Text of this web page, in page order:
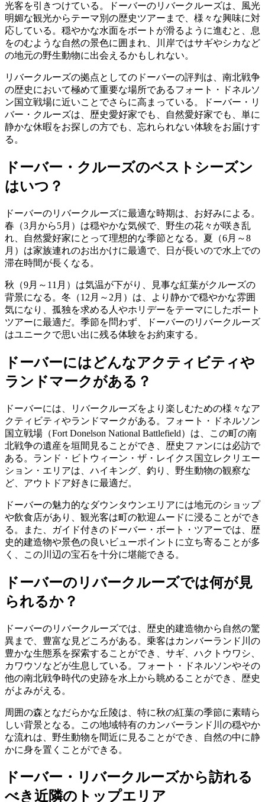
光客を引きつけている。ドーバーのリバークルーズは、風光
明媚な観光からテーマ別の歴史ツアーまで、様々な興味に対
応している。穏やかな水面をボートが滑るように進むと、息
をのむような自然の景色に囲まれ、川岸ではサギやシカなど
の地元の野生動物に出会えるかもしれない。
リバークルーズの拠点としてのドーバーの評判は、南北戦争
の歴史において極めて重要な場所であるフォート・ドネルソ
ン国立戦場に近いことでさらに高まっている。ドーバー・リ
バー・クルーズは、歴史愛好家でも、自然愛好家でも、単に
静かな休暇をお探しの方でも、忘れられない体験をお届けす
る。
ドーバー・クルーズのベストシーズン
はいつ？
ドーバーのリバークルーズに最適な時期は、お好みによる。
春（3月から5月）は穏やかな気候で、野生の花々が咲き乱
れ、自然愛好家にとって理想的な季節となる。夏（6月～8
月）は家族連れのお出かけに最適で、日が長いので水上での
滞在時間が長くなる。
秋（9月～11月）は気温が下がり、見事な紅葉がクルーズの
背景になる。冬（12月～2月）は、より静かで穏やかな雰囲
気になり、孤独を求める人やホリデーをテーマにしたボート
ツアーに最適だ。季節を問わず、ドーバーのリバークルーズ
はユニークで思い出に残る体験をお約束する。
ドーバーにはどんなアクティビティや
ランドマークがある？
ドーバーには、リバークルーズをより楽しむための様々なア
クティビティやランドマークがある。フォート・ドネルソン
国立戦場（Fort Donelson National Battlefield）は、この町の南
北戦争の遺産を垣間見ることができ、歴史ファンには必訪で
ある。ランド・ビトウィーン・ザ・レイクス国立レクリエー
ション・エリアは、ハイキング、釣り、野生動物の観察な
ど、アウトドア好きに最適だ。
ドーバーの魅力的なダウンタウンエリアには地元のショップ
や飲食店があり、観光客は町の歓迎ムードに浸ることができ
る。また、ガイド付きのドーバー・ボート・ツアーでは、歴
史的建造物や景色の良いビューポイントに立ち寄ることが多
く、この川辺の宝石を十分に堪能できる。
ドーバーのリバークルーズでは何が見
られるか？
ドーバーのリバークルーズでは、歴史的建造物から自然の驚
異まで、豊富な見どころがある。乗客はカンバーランド川の
豊かな生態系を探索することができ、サギ、ハクトウワシ、
カワウソなどが生息している。フォート・ドネルソンやその
他の南北戦争時代の史跡を水上から眺めることができ、歴史
がよみがえる。
周囲の森となだらかな丘陵は、特に秋の紅葉の季節に素晴ら
しい背景となる。この地域特有のカンバーランド川の穏やか
な流れは、野生動物を間近に見ることができ、自然の中に静
かに身を置くことができる。
ドーバー・リバークルーズから訪れる
べき近隣のトップエリア